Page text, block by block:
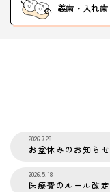
義歯・入れ歯
2026.7.28
お盆休みのお知らせ
2026.5.18
医療費のルール改